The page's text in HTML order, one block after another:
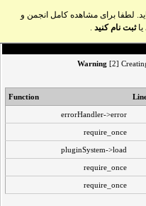
لطفا برای مشاهده کامل انجمن و
یاثبت نام کنید .
Warning [2]
Function
errorHandler->error
require_once
pluginSystem->load
require_once
require_once